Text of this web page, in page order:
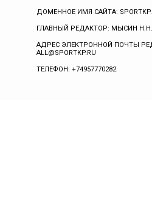
ДОМЕННОЕ ИМЯ САЙТА:
ГЛАВНЫЙ РЕДАКТОР: МЫСИН Н.Н.
АДРЕС ЭЛЕКТРОННОЙ ПОЧТЫ
ALL@SPORTKP.RU
ТЕЛЕФОН: +74957770282